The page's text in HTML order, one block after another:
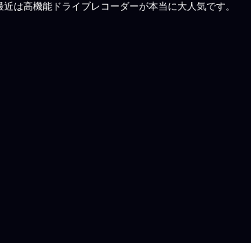
近は高機能ドライブレコーダーが本当に大人気です。